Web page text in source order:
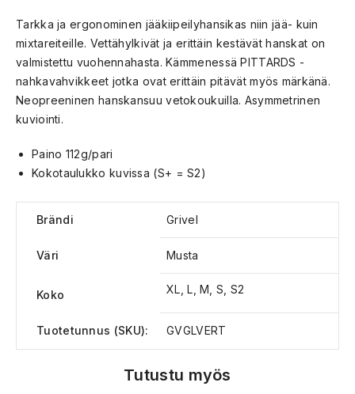
Tarkka ja ergonominen jääkiipeilyhansikas niin jää- kuin
mixtareiteille. Vettähylkivät ja erittäin kestävät hanskat on
valmistettu vuohennahasta. Kämmenessä PITTARDS -
nahkavahvikkeet jotka ovat erittäin pitävät myös märkänä.
Neopreeninen hanskansuu vetokoukuilla. Asymmetrinen
kuviointi.
Paino 112g/pari
Kokotaulukko kuvissa (S+ = S2)
Brändi Grivel
Väri Musta
Koko XL, L, M, S, S2
Tuotetunnus (SKU): GVGLVERT
Tutustu myös